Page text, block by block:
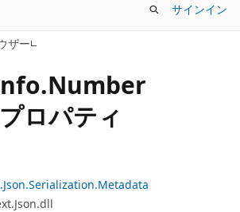
サインイン
ザー
Number
ロパティ